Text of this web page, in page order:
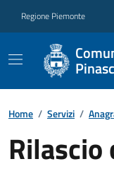
Regione Piemonte
Home / Servizi /
Rilascio